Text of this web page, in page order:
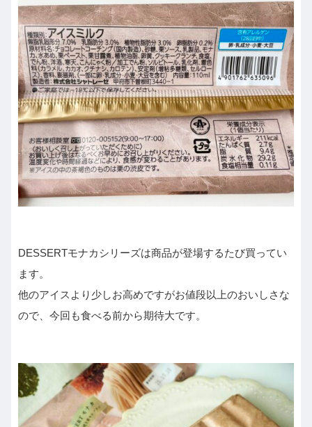
DESSERTモナカシリーズは商品が登場するたび買ってい
ます。
他のアイスより少しお高めですがお値段以上のおいしさな
ので、今回も食べる前から期待大です。